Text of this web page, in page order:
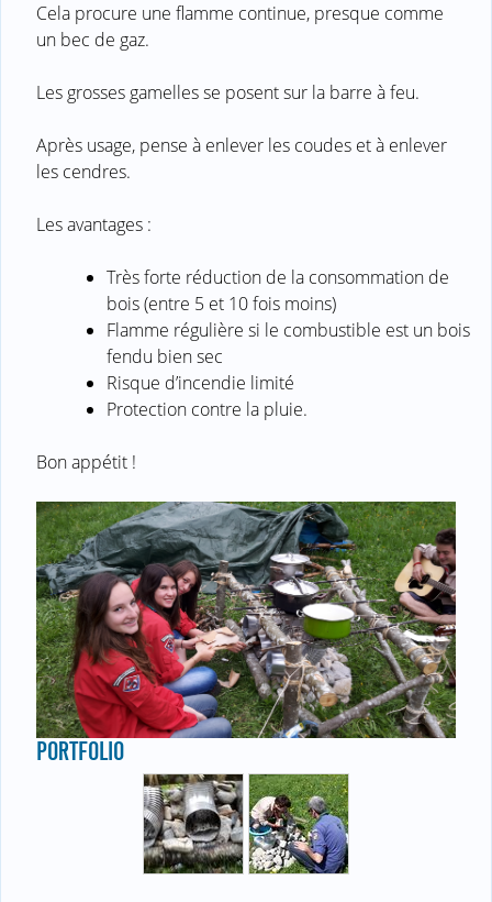
Cela procure une flamme continue, presque comme
un bec de gaz.
Les grosses gamelles se posent sur la barre à feu.
Après usage, pense à enlever les coudes et à enlever
les cendres.
Les avantages :
Très forte réduction de la consommation de
bois (entre 5 et 10 fois moins)
Flamme régulière si le combustible est un bois
fendu bien sec
Risque d’incendie limité
Protection contre la pluie.
Bon appétit !
PORTFOLIO